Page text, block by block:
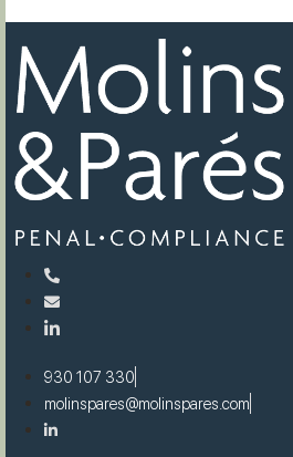
contenuto
930 107 330
molinspares@molinspares.com